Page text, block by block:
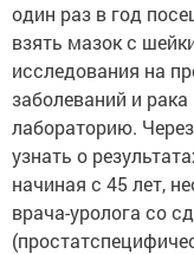
один раз в год
взять мазок с
исследования на
заболеваний и
лабораторию.
узнать о
начиная с 45 лет,
врача-уролога со